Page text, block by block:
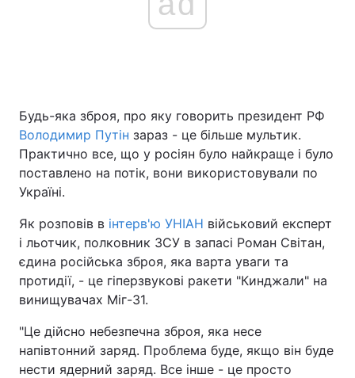
Будь-яка зброя, про яку говорить президент РФ
Володимир Путін зараз - це більше мультик.
Практично все, що у росіян було найкраще і було
поставлено на потік, вони використовували по
Україні.
Як розповів в інтерв'ю УНІАН військовий експерт
і льотчик, полковник ЗСУ в запасі Роман Світан,
єдина російська зброя, яка варта уваги та
протидії, - це гіперзвукові ракети "Кинджали" на
винищувачах Міг-31.
"Це дійсно небезпечна зброя, яка несе
напівтонний заряд. Проблема буде, якщо він буде
нести ядерний заряд. Все інше - це просто